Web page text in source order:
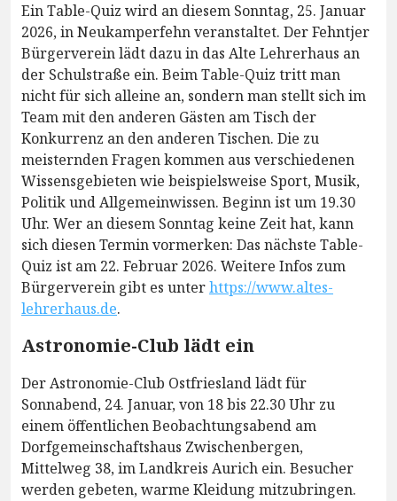
Ein Table-Quiz wird an diesem Sonntag, 25. Januar
2026, in Neukamperfehn veranstaltet. Der Fehntjer
Bürgerverein lädt dazu in das Alte Lehrerhaus an
der Schulstraße ein. Beim Table-Quiz tritt man
nicht für sich alleine an, sondern man stellt sich im
Team mit den anderen Gästen am Tisch der
Konkurrenz an den anderen Tischen. Die zu
meisternden Fragen kommen aus verschiedenen
Wissensgebieten wie beispielsweise Sport, Musik,
Politik und Allgemeinwissen. Beginn ist um 19.30
Uhr. Wer an diesem Sonntag keine Zeit hat, kann
sich diesen Termin vormerken: Das nächste Table-
Quiz ist am 22. Februar 2026. Weitere Infos zum
Bürgerverein gibt es unterhttps://www.altes-
lehrerhaus.de.
Astronomie-Club lädt ein
Der Astronomie-Club Ostfriesland lädt für
Sonnabend, 24. Januar, von 18 bis 22.30 Uhr zu
einem öffentlichen Beobachtungsabend am
Dorfgemeinschaftshaus Zwischenbergen,
Mittelweg 38, im Landkreis Aurich ein. Besucher
werden gebeten, warme Kleidung mitzubringen.